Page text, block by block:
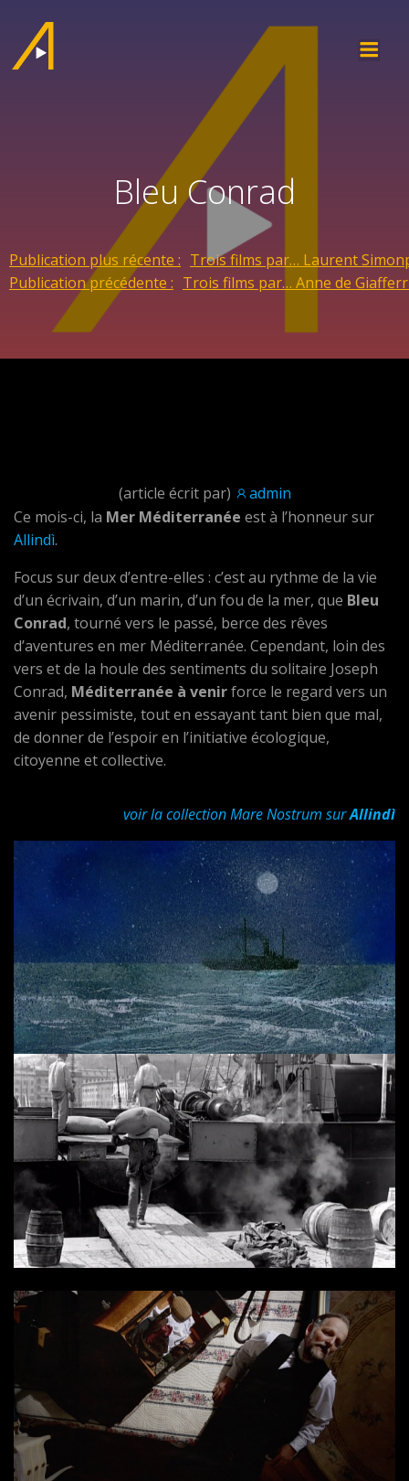
Bleu Conrad
Publication plus récente : Trois films par… Laurent
Publication précédente : Trois films par… Anne de
(article écrit par)
admin
Ce mois-ci, la Mer Méditerranée est à l’honneur sur
Allindì.
Focus sur deux d’entre-elles : c’est au rythme de la vie
d’un écrivain, d’un marin, d’un fou de la mer, que Bleu
Conrad, tourné vers le passé, berce des rêves
d’aventures en mer Méditerranée. Cependant, loin des
vers et de la houle des sentiments du solitaire Joseph
Conrad, Méditerranée à venirforce le regard vers un
avenir pessimiste, tout en essayant tant bien que mal,
de donner de l’espoir en l’initiative écologique,
citoyenne et collective.
voir la collection Mare Nostrum surAllindì